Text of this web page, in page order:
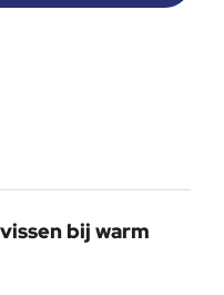
bij warm